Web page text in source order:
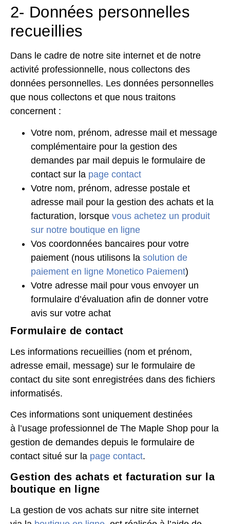
2- Données personnelles
recueillies
Dans le cadre de notre site internet et de notre
activité professionnelle, nous collectons des
données personnelles. Les données personnelles
que nous collectons et que nous traitons
concernent :
Votre nom, prénom, adresse mail et message
complémentaire pour la gestion des
demandes par mail depuis le formulaire de
contact sur la page contact
Votre nom, prénom, adresse postale et
adresse mail pour la gestion des achats et la
facturation, lorsque vous achetez un produit
sur notre boutique en ligne
Vos coordonnées bancaires pour votre
paiement (nous utilisons la solution de
paiement en ligne Monetico Paiement)
Votre adresse mail pour vous envoyer un
formulaire d’évaluation afin de donner votre
avis sur votre achat
Formulaire de contact
Les informations recueillies (nom et prénom,
adresse email, message) sur le formulaire de
contact du site sont enregistrées dans des fichiers
informatisés.
Ces informations sont uniquement destinées
à l’usage professionnel de The Maple Shop pour la
gestion de demandes depuis le formulaire de
contact situé sur la page contact.
Gestion des achats et facturation sur la
boutique en ligne
La gestion de vos achats sur nitre site internet